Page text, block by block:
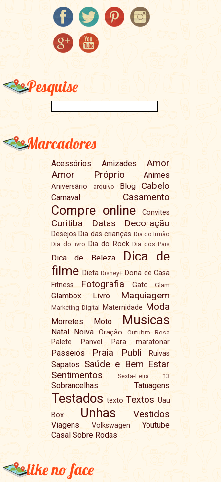
Pesquise
Marcadores
Acessórios Amizades
Amor
Amor Próprio
Animes
Aniversário arquivo Blog Cabelo
Carnaval Casamento
Compre online Convites
Curitiba Datas Decoração
Desejos Dia das crianças Dia do Irmão
Dia do livro Dia do Rock Dia dos Pais
Dica de Beleza
Dica de
filme Dieta Disney+ Dona de Casa
Fitness
Fotografia Gato Glam
Glambox Livro Maquiagem
Marketing Digital Maternidade Moda
Morretes Moto Musicas
Natal Noiva Oração Outubro Rosa
Palete Panvel Para maratonar
Passeios Praia Publi Ruivas
Sapatos Saúde e Bem Estar
Sentimentos
Sexta-Feira 13
Sobrancelhas Tatuagens
Testados texto Textos Uau
Box
Unhas Vestidos
Viagens Volkswagen
Youtube
Casal Sobre Rodas
like no face